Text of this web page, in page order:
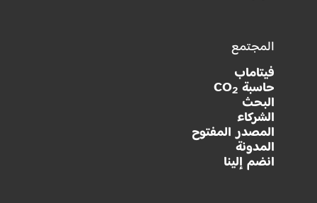
المجتمع
فيتاماب
حاسبة CO 2
البحث
الشركاء
المصدر المفتوح
المدونة
انضم إلينا